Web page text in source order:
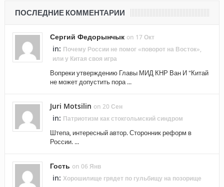
ПОСЛЕДНИЕ КОММЕНТАРИИ
Сергий Федорынчык on 17 Окт
in: Почему России не помог «поворот на Восток»,
или у Китая своя игра
Вопреки утверждению Главы МИД КНР Ван И "Китай
не может допустить пора ...
Juri Motsilin on 20 Сен
in: Патриотизм как стокгольмский синдром
Штепа, интересный автор. Сторонник реформ в
России. ...
Гость on 06 Янв
in: Хорошилище грядет по гульбищу на позорище